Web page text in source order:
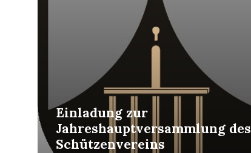
Einladung zur
Jahreshauptversammlung des
Schützenvereins